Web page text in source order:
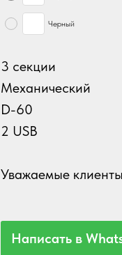
Черный
3 секции
Механический
D-60
2 USB
Уважаемые
Написать в